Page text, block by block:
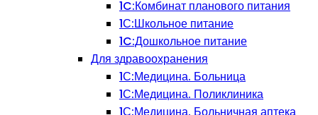
1C:Комбинат планового питания
1С:Школьное питание
1C:Дошкольное питание
Для здравоохранения
1С:Медицина. Больница
1С:Медицина. Поликлиника
1С:Медицина. Больничная аптека